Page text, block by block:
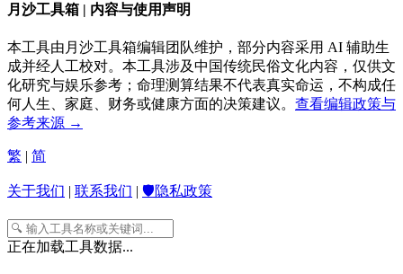
月沙工具箱 | 内容与使用声明
本工具由月沙工具箱编辑团队维护，部分内容采用 AI 辅助生
成并经人工校对。本工具涉及中国传统民俗文化内容，仅供文
化研究与娱乐参考；命理测算结果不代表真实命运，不构成任
何人生、家庭、财务或健康方面的决策建议。 查看编辑政策与
参考来源 →
繁 | 简
关于我们 | 联系我们 | 🛡️隐私政策
正在加载工具数据...